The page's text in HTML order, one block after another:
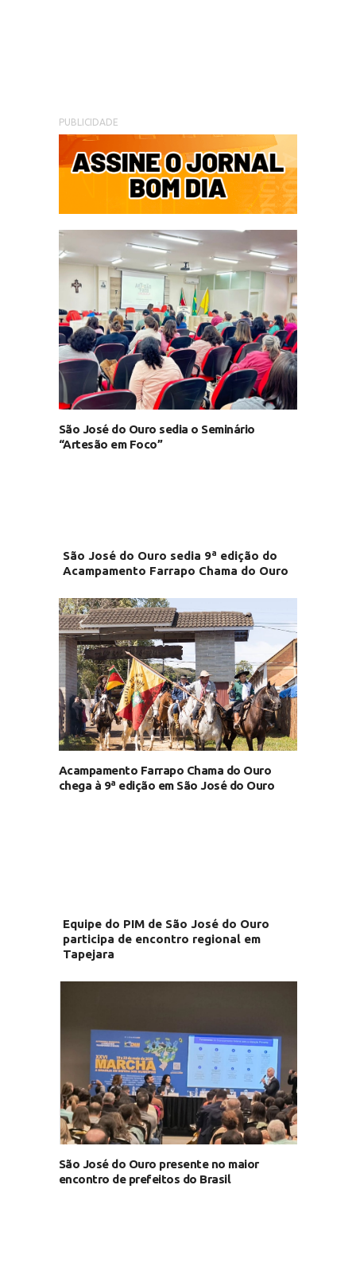
PUBLICIDADE
São José do Ouro sedia o Seminário
“Artesão em Foco”
São José do Ouro sedia 9ª edição do
Acampamento Farrapo Chama do Ouro
Acampamento Farrapo Chama do Ouro
chega à 9ª edição em São José do Ouro
Equipe do PIM de São José do Ouro
participa de encontro regional em
Tapejara
São José do Ouro presente no maior
encontro de prefeitos do Brasil